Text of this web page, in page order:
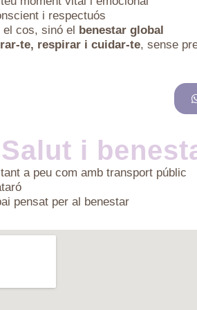
i respectuós
el cos, sinó el benestar global
te, respirar i cuidar-te, sense
i
a peu com amb transport públic
pensat per al benestar